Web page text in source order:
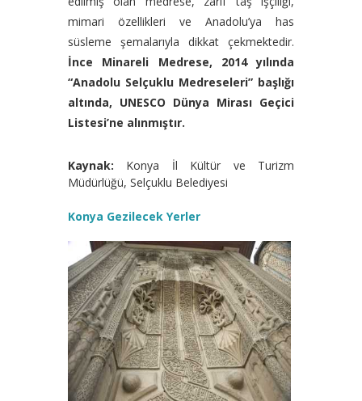
mimari özellikleri ve Anadolu’ya has
süsleme şemalarıyla dikkat çekmektedir.
İnce Minareli Medrese, 2014 yılında
“Anadolu Selçuklu Medreseleri” başlığı
altında, UNESCO Dünya Mirası Geçici
Listesi’ne alınmıştır.
Kaynak: Konya İl Kültür ve Turizm
Müdürlüğü, Selçuklu Belediyesi
Konya Gezilecek Yerler